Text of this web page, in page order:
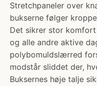
Stretchpaneler over
bukserne følger
Det sikrer stor
og alle andre aktive
polybomuldslærred
modstår sliddet der,
Buksernes høje talje